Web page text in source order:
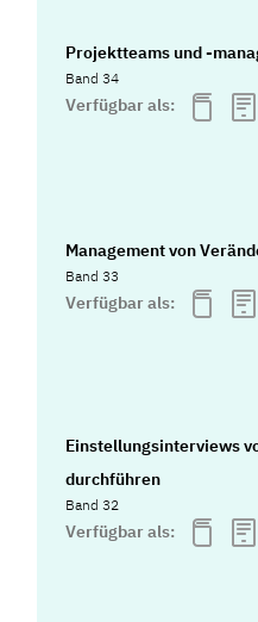
Projektteams und -
Band 34
Verfügbar als:
Management von
Band 33
Verfügbar als:
Einstellungsinterviews
durchführen
Band 32
Verfügbar als: